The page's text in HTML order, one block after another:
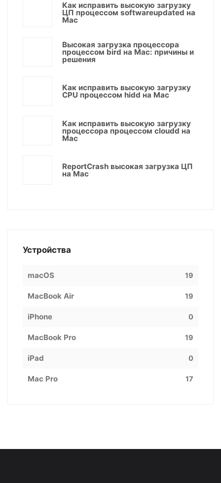
Как исправить высокую загрузку
ЦП процессом softwareupdated на
Mac
Высокая загрузка процессора
процессом bird на Mac: причины и
решения
Как исправить высокую загрузку
CPU процессом hidd на Mac
Как исправить высокую загрузку
процессора процессом cloudd на
Mac
ReportCrash высокая загрузка ЦП
на Mac
Устройства
macOS 19
MacBook Air 19
iPhone 0
MacBook Pro 19
iPad 0
Mac Pro 17